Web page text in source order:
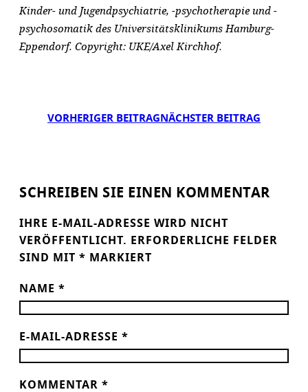
Kinder- und Jugendpsychiatrie, -psychotherapie und -
psychosomatik des Universitätsklinikums Hamburg-
Eppendorf. Copyright: UKE/Axel Kirchhof.
VORHERIGER BEITRAG NÄCHSTER BEITRAG
SCHREIBEN SIE EINEN KOMMENTAR
IHRE E-MAIL-ADRESSE WIRD NICHT
VERÖFFENTLICHT.
ERFORDERLICHE FELDER
SIND MIT * MARKIERT
NAME *
E-MAIL-ADRESSE *
KOMMENTAR *